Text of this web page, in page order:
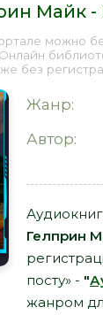
Майк -
можно
. Онлайн
без
Жанр:
Автор:
Гелприн
посту» - "
жанром